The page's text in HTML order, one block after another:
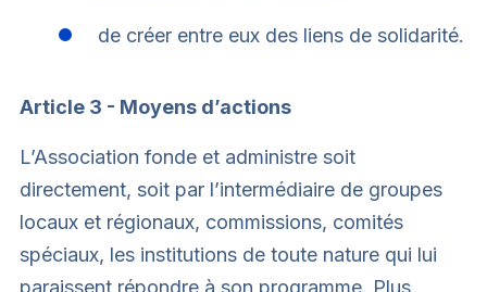
de créer entre eux des liens de solidarité.
Article 3 - Moyens d’actions
L’Association fonde et administre soit
directement, soit par l’intermédiaire de groupes
locaux et régionaux, commissions, comités
spéciaux, les institutions de toute nature qui lui
paraissent répondre à son programme. Plus